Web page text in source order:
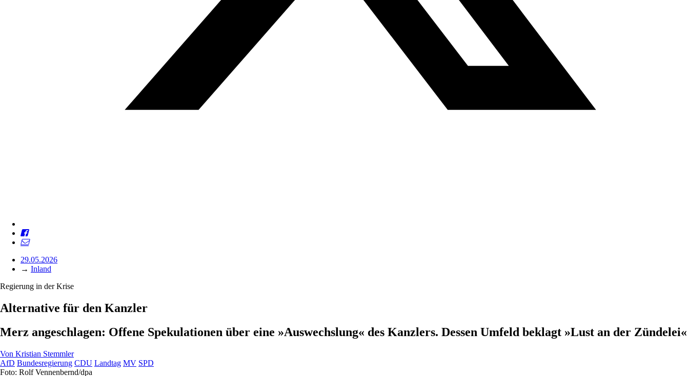
29.05.2026
→ Inland
Regierung in der Krise
Alternative für den Kanzler
Merz angeschlagen: Offene Spekulationen über eine »Auswechslung« des Kanzlers. Dessen Umfeld beklagt »Lust an der Zündelei«
Von Kristian Stemmler
AfD Bundesregierung CDU Landtag MV SPD
Foto: Rolf Vennenbernd/dpa